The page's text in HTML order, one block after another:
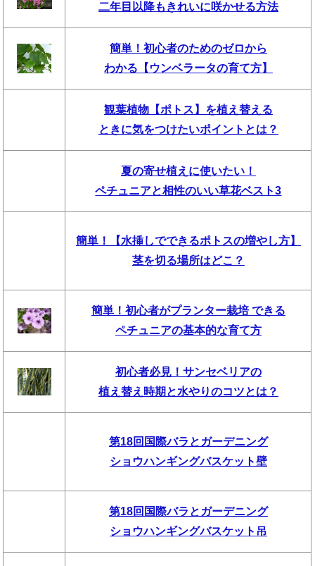
二年目以降もきれいに咲かせる方法
簡単！初心者のためのゼロから
わかる【ウンベラータの育て方】
観葉植物【ポトス】を植え替える
ときに気をつけたいポイントとは？
夏の寄せ植えに使いたい！
ペチュニアと相性のいい草花ベスト3
簡単！【水挿しでできるポトスの増やし方】
茎を切る場所はどこ？
簡単！初心者がプランター栽培 できる
ペチュニアの基本的な育て方
初心者必見！サンセベリアの
植え替え時期と水やりのコツとは？
第18回国際バラとガーデニング
ショウハンギングバスケット壁
第18回国際バラとガーデニング
ショウハンギングバスケット吊